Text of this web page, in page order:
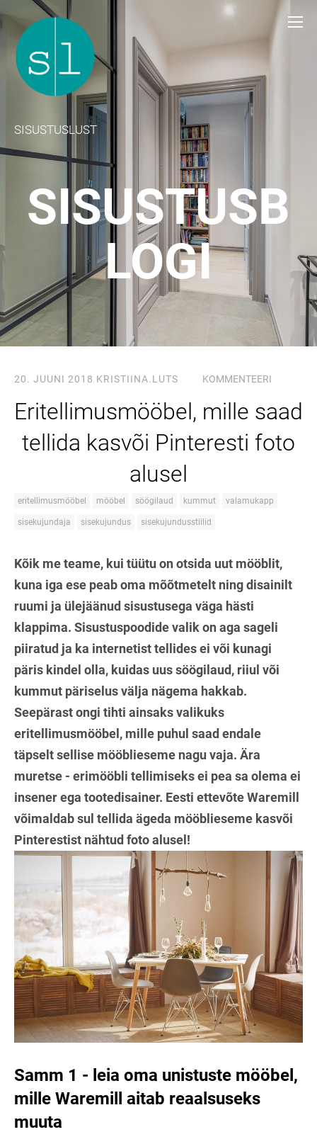
SISUSTUSLUST
SISUSTUSB
LOGI
20. JUUNI 2018 KRISTIINA.LUTS KOMMENTEERI
Eritellimusmööbel, mille saad
tellida kasvõi Pinteresti foto
alusel
eritellimusmööbel mööbel söögilaud kummut valamukapp
sisekujundaja sisekujundus sisekujundusstiilid
Kõik me teame, kui tüütu on otsida uut mööblit,
kuna iga ese peab oma mõõtmetelt ning disainilt
ruumi ja ülejäänud sisustusega väga hästi
klappima. Sisustuspoodide valik on aga sageli
piiratud ja ka internetist tellides ei või kunagi
päris kindel olla, kuidas uus söögilaud, riiul või
kummut päriselus välja nägema hakkab.
Seepärast ongi tihti ainsaks valikuks
eritellimusmööbel, mille puhul saad endale
täpselt sellise mööblieseme nagu vaja. Ära
muretse - erimööbli tellimiseks ei pea sa olema ei
insener ega tootedisainer. Eesti ettevõte Waremill
võimaldab sul tellida ägeda mööblieseme kasvõi
Pinterestist nähtud foto alusel!
Samm 1 - leia oma unistuste mööbel,
mille Waremill aitab reaalsuseks
muuta